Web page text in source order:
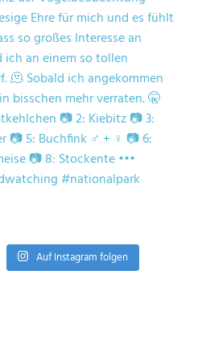
Auf Instagram folgen